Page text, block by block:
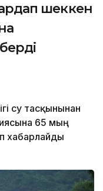
шеккен
су тасқынынан
65 мың
хабарлайды